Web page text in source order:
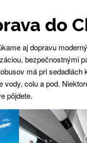
do
aj dopravu
bezpečnostnými
má pri
colu a pod.
pôjdete.